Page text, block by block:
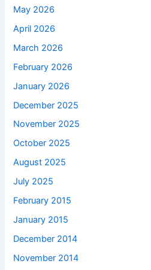
May 2026
April 2026
March 2026
February 2026
January 2026
December 2025
November 2025
October 2025
August 2025
July 2025
February 2015
January 2015
December 2014
November 2014